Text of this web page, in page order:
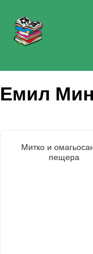
Емил
Митко и
пещера